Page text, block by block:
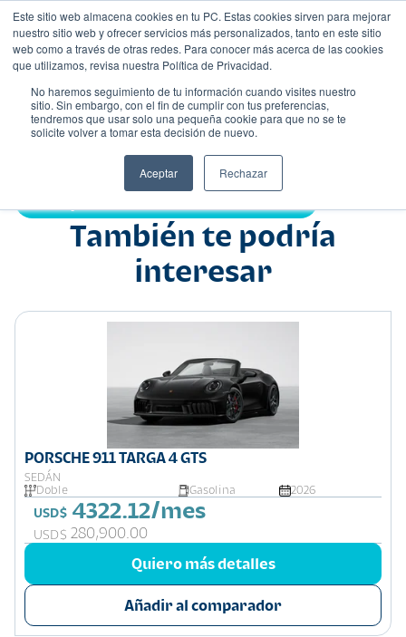
Este sitio web almacena cookies en tu PC. Estas cookies sirven para mejorar
nuestro sitio web y ofrecer servicios más personalizados, tanto en este sitio
web como a través de otras redes. Para conocer más acerca de las cookies
que utilizamos, revisa nuestra Política de Privacidad.
No haremos seguimiento de tu información cuando visites nuestro
sitio. Sin embargo, con el fin de cumplir con tus preferencias,
tendremos que usar solo una pequeña cookie para que no se te
solicite volver a tomar esta decisión de nuevo.
Aceptar Rechazar
Nombre
También te podría
interesar
PORSCHE 911 TARGA 4 GTS
SEDÁN
Doble
Gasolina 2026
USD$ 4322.12/mes
USD$ 280,900.00
Quiero más detalles
Añadir al comparador